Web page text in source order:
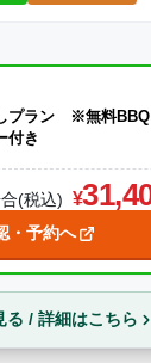
プラン ※無料
付き
(税込)
・予約へ
る / 詳細はこちら